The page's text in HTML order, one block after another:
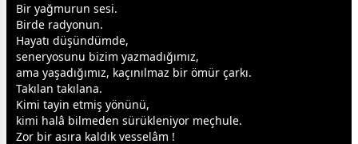
Bir yağmurun sesi.
Birde radyonun.
Hayatı düşündümde,
seneryosunu bizim yazmadığımız,
ama yaşadığımız, kaçınılmaz bir ömür çarkı.
Takılan takılana.
Kimi tayin etmiş yönünü,
kimi halâ bilmeden sürükleniyor meçhule.
Zor bir asıra kaldık vesselâm !